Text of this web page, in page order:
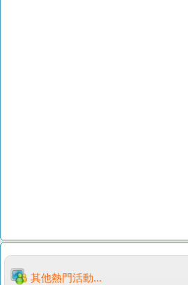
其他熱門活動...